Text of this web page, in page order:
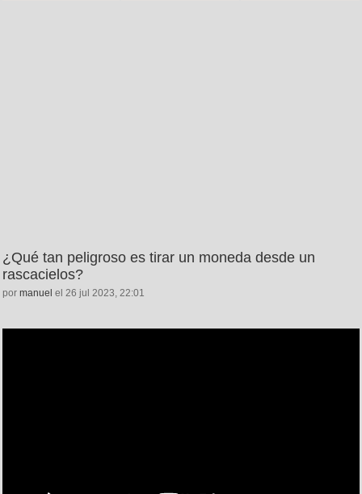
¿Qué tan peligroso es tirar un moneda desde un
rascacielos?
por manuel el 26 jul 2023, 22:01